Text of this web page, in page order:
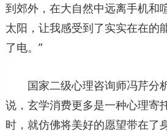
到郊外，在大自然中远离手机和
太阳，让我感受到了实实在在的
了电。”
国家二级心理咨询师冯芹分
说，玄学消费更多是一种心理寄
时，就仿佛将美好的愿望带在了